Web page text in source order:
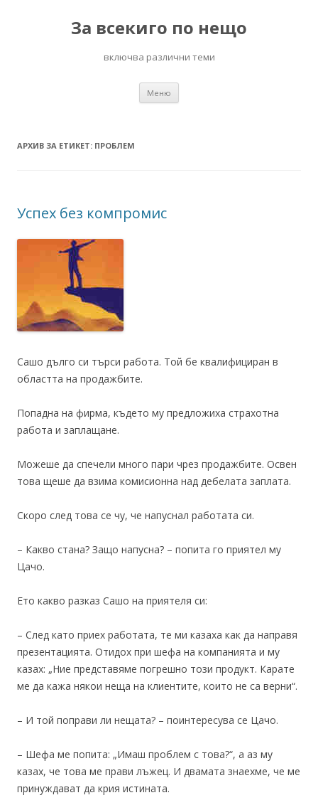
За всекиго по нещо
включва различни теми
Меню
АРХИВ ЗА ЕТИКЕТ: ПРОБЛЕМ
Успех без компромис
Сашо дълго си търси работа. Той бе квалифициран в
областта на продажбите.
Попадна на фирма, където му предложиха страхотна
работа и заплащане.
Можеше да спечели много пари чрез продажбите. Освен
това щеше да взима комисионна над дебелата заплата.
Скоро след това се чу, че напуснал работата си.
– Какво стана? Защо напусна? – попита го приятел му
Цачо.
Ето какво разказ Сашо на приятеля си:
– След като приех работата, те ми казаха как да направя
презентацията. Отидох при шефа на компанията и му
казах: „Ние представяме погрешно този продукт. Карате
ме да кажа някои неща на клиентите, които не са верни“.
– И той поправи ли нещата? – поинтересува се Цачо.
– Шефа ме попита: „Имаш проблем с това?“, а аз му
казах, че това ме прави лъжец. И двамата знаехме, че ме
принуждават да крия истината.